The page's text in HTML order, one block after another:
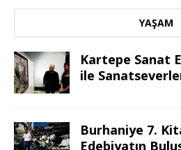
YAŞAM
Kartepe Sanat
ile
Burhaniye 7.
Edebiyatın